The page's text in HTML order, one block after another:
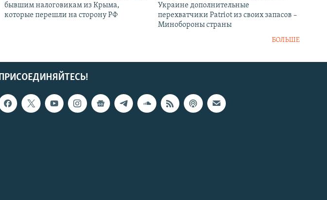
бывшим налоговикам из Крыма,
которые перешли на сторону РФ
Украине дополнительные
перехватчики Patriot из своих запасов –
Минобороны страны
БОЛЬШЕ
ПРИСОЕДИНЯЙТЕСЬ!